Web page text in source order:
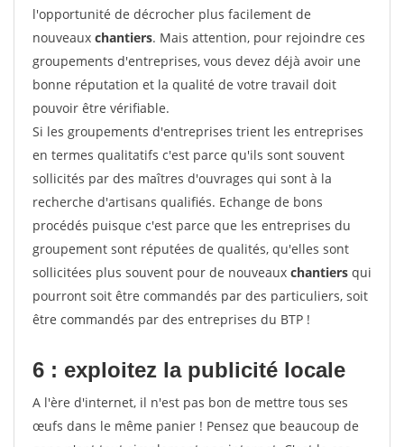
l'opportunité de décrocher plus facilement de
nouveaux chantiers. Mais attention, pour rejoindre ces
groupements d'entreprises, vous devez déjà avoir une
bonne réputation et la qualité de votre travail doit
pouvoir être vérifiable.
Si les groupements d'entreprises trient les entreprises
en termes qualitatifs c'est parce qu'ils sont souvent
sollicités par des maîtres d'ouvrages qui sont à la
recherche d'artisans qualifiés. Echange de bons
procédés puisque c'est parce que les entreprises du
groupement sont réputées de qualités, qu'elles sont
sollicitées plus souvent pour de nouveaux chantiers qui
pourront soit être commandés par des particuliers, soit
être commandés par des entreprises du BTP !
6 : exploitez la publicité locale
A l'ère d'internet, il n'est pas bon de mettre tous ses
œufs dans le même panier ! Pensez que beaucoup de